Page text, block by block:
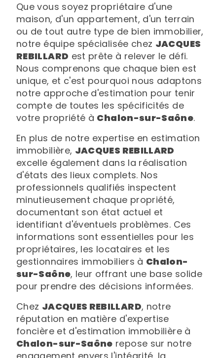
Que vous soyez propriétaire d'une
maison, d'un appartement, d'un terrain
ou de tout autre type de bien immobilier,
notre équipe spécialisée chez JACQUES
REBILLARD est prête à relever le défi.
Nous comprenons que chaque bien est
unique, et c'est pourquoi nous adaptons
notre approche d'estimation pour tenir
compte de toutes les spécificités de
votre propriété à Chalon-sur-Saône.
En plus de notre expertise en estimation
immobilière, JACQUES REBILLARD
excelle également dans la réalisation
d'états des lieux complets. Nos
professionnels qualifiés inspectent
minutieusement chaque propriété,
documentant son état actuel et
identifiant d'éventuels problèmes. Ces
informations sont essentielles pour les
propriétaires, les locataires et les
gestionnaires immobiliers à Chalon-
sur-Saône, leur offrant une base solide
pour prendre des décisions informées.
Chez JACQUES REBILLARD, notre
réputation en matière d'expertise
foncière et d'estimation immobilière à
Chalon-sur-Saône repose sur notre